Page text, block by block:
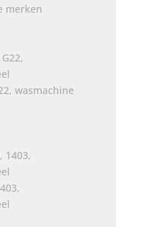
merken
wasmachine